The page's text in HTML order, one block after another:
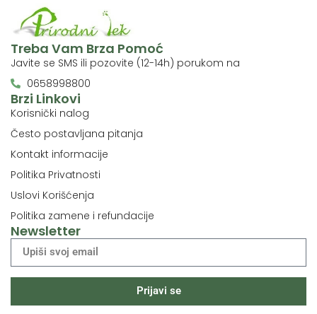
Brzi Linkovi
Korisnički nalog
Često postavljana pitanja
Kontakt informacije
Politika Privatnosti
Uslovi Korišćenja
Politika zamene i refundacije
Treba Vam Brza Pomoć
Javite se SMS ili pozovite (12-14h) porukom na
0658998800
Newsletter
Prijavi se